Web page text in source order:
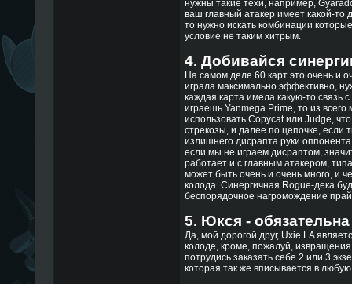
нужны такие техи, например,
ваш главный атакер имеет какой-то
то нужно искать комбинации
условие не таким хитрым.
4. Добивайся
На самом деле 60 карт это очень и
играла максимально эффективно,
каждая карта имела какую-то связь
играешь Yanmega Prime, то из
использовать Copycat или Judge,
стрекозы, и далее по цепочке, если
излишнего дисрапта руки
если мы не играем дисраптом,
работает и с главным атакером,
может быть очень и очень много, и
колода. Синергичная Rogue-дека
беспорядочное нагромождение
5. Юкся - обязательна
Да, мой дорогой друг, Uxie LA
колоде, кроме, пожалуй,
потрудись заказать себе 2 или 3
которая так же вписывается в любую